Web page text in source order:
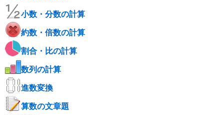
小数・分数の計算
約数・倍数の計算
割合・比の計算
数列の計算
進数変換
算数の文章題